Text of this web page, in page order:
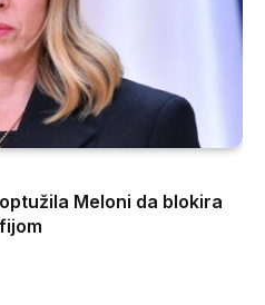
Meloni da blokira